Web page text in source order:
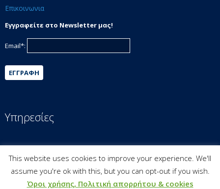
Επικοινωνια
Εγγραφείτε στο Newsletter μας!
Email*:
ΕΓΓΡΑΦΉ
Υπηρεσίες
Εργαλειοθήκη Βιώσιμης Ανάπτυξης
Εκπαίδευση & Επιμόρφωση
This website uses cookies to improve your experience. We'll
assume you're ok with this, but you can opt-out if you wish.
Όροι χρήσης, Πολιτική απορρήτου & cookies